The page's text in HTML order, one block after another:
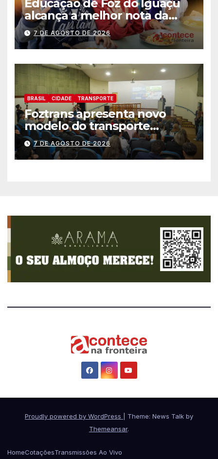
Educação de Foz do Iguaçu
alcança a melhor nota da
história no IDEB
7 DE AGOSTO DE 2026
BRASIL CIDADE TRANSPORTE
Foztrans apresenta novo
modelo do transporte
coletivo em audiência
pública e avança para um
sistema mais moderno e
7 DE AGOSTO DE 2026
Proudly powered by WordPress
Theme: News Talk by
Themeansar.
HomeCotaçõesTransmissões Ao Vivo